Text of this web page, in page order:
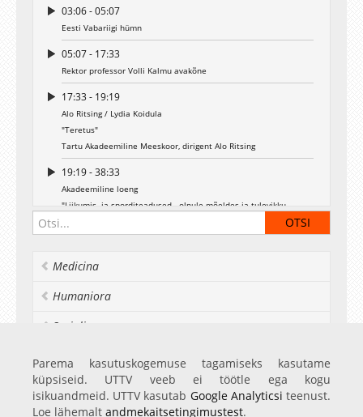
03:06 - 05:07
Eesti Vabariigi hümn
05:07 - 17:33
Rektor professor Volli Kalmu avakõne
17:33 - 19:19
Alo Ritsing / Lydia Koidula
"Teretus"
Tartu Akadeemiline Meeskoor, dirigent Alo Ritsing
19:19 - 38:33
Akadeemiline loeng
"Liikumis- ja sporditeadused - olnule mõeldes ja tulevikku
Tartu Ülikooli kehakultuuriteaduskonna spordifüsioloogia
Veljo Tormis (Tartu Ülikooli rahvusmõtte auhinna 2005. aasta
48:30 - 55:41
Medicina
Humaniora
Socialia
Realia et naturalia
Ülikoolist veel
Parema kasutuskogemuse tagamiseks kasutame
küpsiseid. UTTV veeb ei töötle ega kogu
isikuandmeid. UTTV kasutab Google Analyticsi teenust.
Loe lähemalt andmekaitsetingimustest.